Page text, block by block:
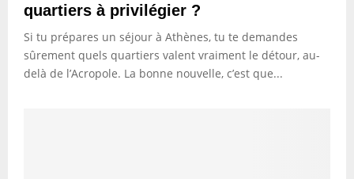
quartiers à privilégier ?
Si tu prépares un séjour à Athènes, tu te demandes
sûrement quels quartiers valent vraiment le détour, au-
delà de l’Acropole. La bonne nouvelle, c’est que...